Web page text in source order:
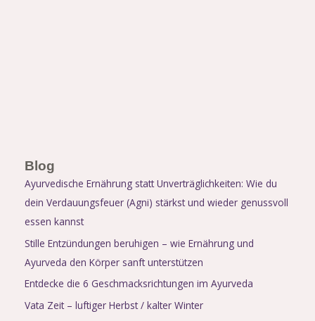
Blog
Ayurvedische Ernährung statt Unverträglichkeiten: Wie du
dein Verdauungsfeuer (Agni) stärkst und wieder genussvoll
essen kannst
Stille Entzündungen beruhigen – wie Ernährung und
Ayurveda den Körper sanft unterstützen
Entdecke die 6 Geschmacksrichtungen im Ayurveda
Vata Zeit – luftiger Herbst / kalter Winter